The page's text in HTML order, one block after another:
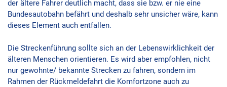
der ältere Fahrer deutlich macht, dass sie bzw. er nie eine
Bundesautobahn befährt und deshalb sehr unsicher wäre, kann
dieses Element auch entfallen.
Die Streckenführung sollte sich an der Lebenswirklichkeit der
älteren Menschen orientieren. Es wird aber empfohlen, nicht
nur gewohnte/ bekannte Strecken zu fahren, sondern im
Rahmen der Rückmeldefahrt die Komfortzone auch zu